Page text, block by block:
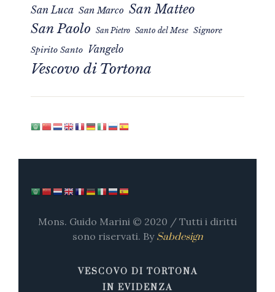
San Luca San Marco San Matteo
San Paolo San Pietro Santo del Mese Signore
Spirito Santo Vangelo
Vescovo di Tortona
Mons. Guido Marini © 2020 / Tutti i diritti
sono riservati. By Sabdesign
VESCOVO DI TORTONA
IN EVIDENZA